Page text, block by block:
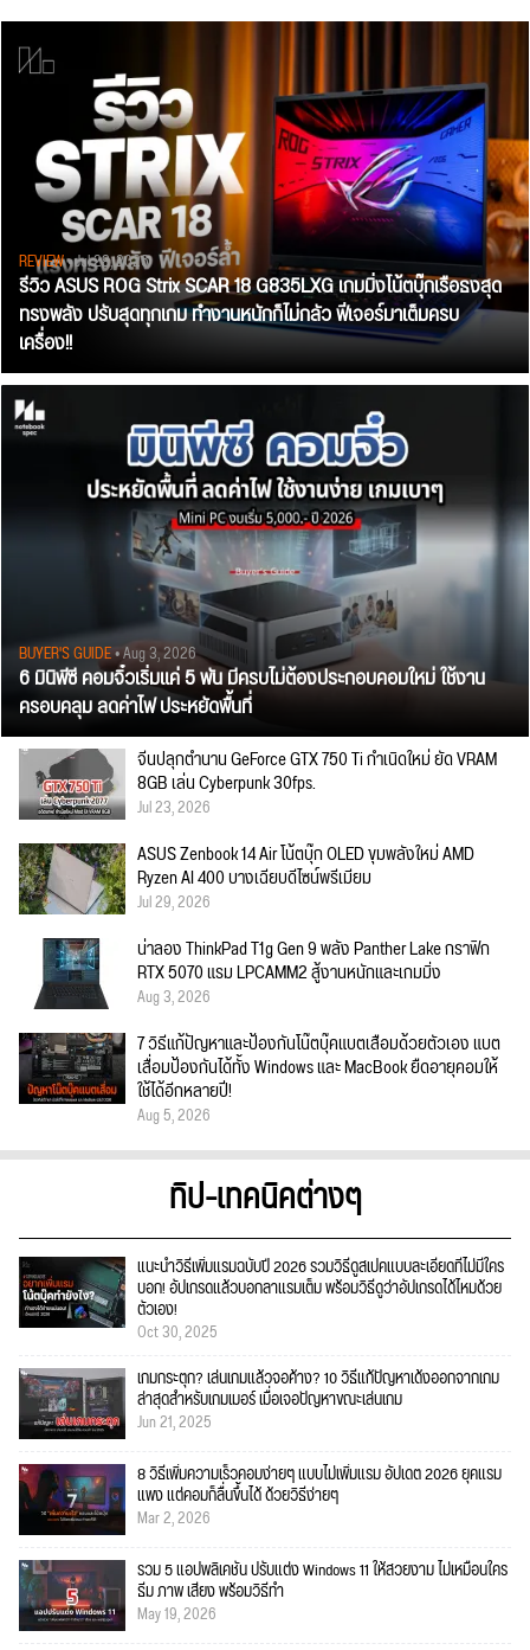
REVIEW• Jul 28, 2026
รีวิว ASUS ROG Strix SCAR 18 G835LXG เกมมิ่งโน้ตบุ๊กเรือธงสุด
ทรงพลัง ปรับสุดทุกเกม ทำงานหนักก็ไม่กลัว ฟีเจอร์มาเต็มครบ
เครื่อง!!
BUYER'S GUIDE• Aug 3, 2026
6 มินิพีซี คอมจิ๋วเริ่มแค่ 5 พัน มีครบไม่ต้องประกอบคอมใหม่ ใช้งาน
ครอบคลุม ลดค่าไฟ ประหยัดพื้นที่
จีนปลุกตำนาน GeForce GTX 750 Ti กำเนิดใหม่ ยัด VRAM
8GB เล่น Cyberpunk 30fps.
Jul 23, 2026
ASUS Zenbook 14 Air โน้ตบุ๊ก OLED ขุมพลังใหม่ AMD
Ryzen AI 400 บางเฉียบดีไซน์พรีเมียม
Jul 29, 2026
น่าลอง ThinkPad T1g Gen 9 พลัง Panther Lake กราฟิก
RTX 5070 แรม LPCAMM2 สู้งานหนักและเกมมิ่ง
Aug 3, 2026
7 วิธีแก้ปัญหาและป้องกันโน๊ตบุ๊คแบตเสื่อมด้วยตัวเอง แบต
เสื่อมป้องกันได้ทั้ง Windows และ MacBook ยืดอายุคอมให้
ใช้ได้อีกหลายปี!
Aug 5, 2026
ทิป-เทคนิคต่างๆ
แนะนำวิธีเพิ่มแรมฉบับปี 2026 รวมวิธีดูสเปคแบบละเอียดที่ไม่มีใคร
บอก! อัปเกรดแล้วบอกลาแรมเต็ม พร้อมวิธีดูว่าอัปเกรดได้ไหมด้วย
ตัวเอง!
Oct 30, 2025
เกมกระตุก? เล่นเกมแล้วจอค้าง? 10 วิธีแก้ปัญหาเด้งออกจากเกม
ล่าสุดสำหรับเกมเมอร์ เมื่อเจอปัญหาขณะเล่นเกม
Jun 21, 2025
8 วิธีเพิ่มความเร็วคอมง่ายๆ แบบไม่เพิ่มแรม อัปเดต 2026 ยุคแรม
แพง แต่คอมก็ลื่นขึ้นได้ ด้วยวิธีง่ายๆ
Mar 2, 2026
รวม 5 แอปพลิเคชัน ปรับแต่ง Windows 11 ให้สวยงาม ไม่เหมือนใคร
ธีม ภาพ เสียง พร้อมวิธีทำ
May 19, 2026